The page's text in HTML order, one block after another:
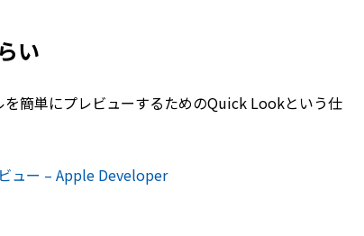
い
簡単にプレビューするためのQuick Lookという仕
ュー – Apple Developer